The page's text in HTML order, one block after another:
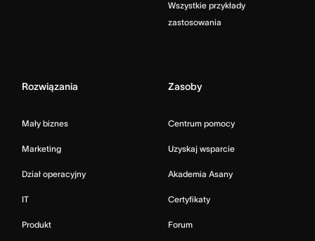
Wszystkie przykłady
zastosowania
Rozwiązania
Mały biznes
Marketing
Dział operacyjny
IT
Produkt
Zasoby
Centrum pomocy
Uzyskaj wsparcie
Akademia Asany
Certyfikaty
Forum